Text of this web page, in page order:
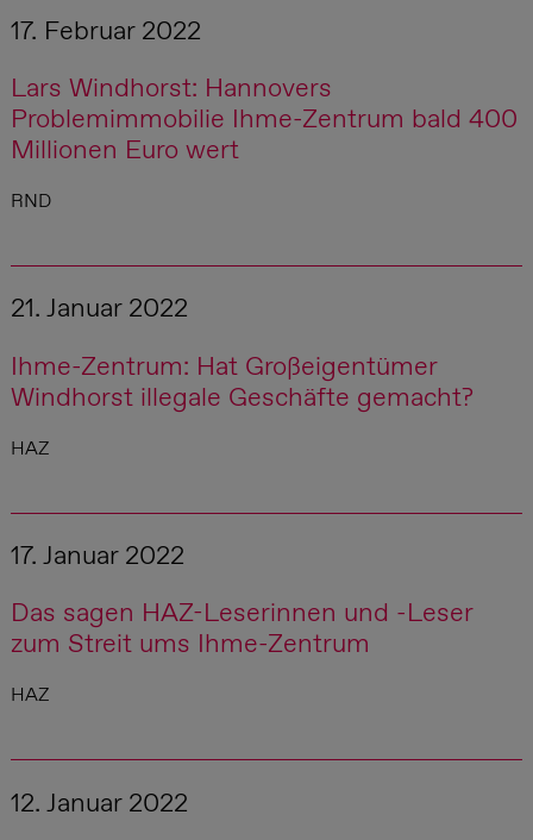
17. Februar 2022
Lars Windhorst: Hannovers
Problemimmobilie Ihme-Zentrum bald 400
Millionen Euro wert
RND
21. Januar 2022
Ihme-Zentrum: Hat Großeigentümer
Windhorst illegale Geschäfte gemacht?
HAZ
17. Januar 2022
Das sagen HAZ-Leserinnen und -Leser
zum Streit ums Ihme-Zentrum
HAZ
12. Januar 2022